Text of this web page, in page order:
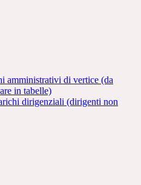
amministrativi di vertice (da
in tabelle)
dirigenziali (dirigenti non